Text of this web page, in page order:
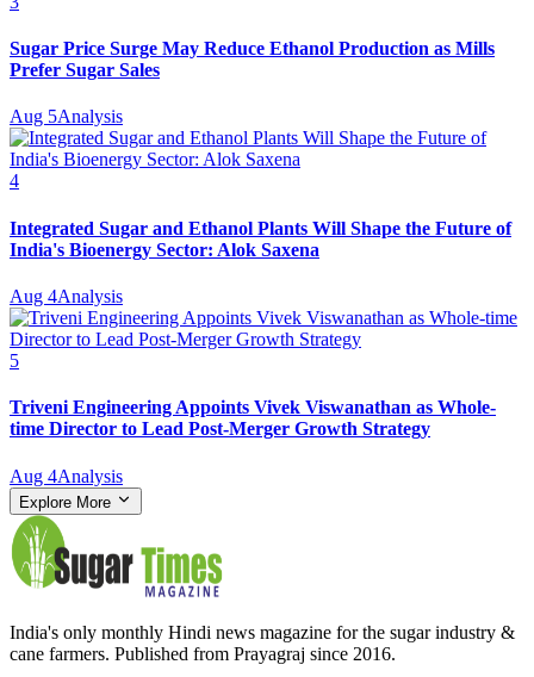
Sugar Price Surge May Reduce Ethanol Production as Mills
Prefer Sugar Sales
Aug 5Analysis
4
Integrated Sugar and Ethanol Plants Will Shape the Future of
India's Bioenergy Sector: Alok Saxena
Aug 4Analysis
5
Triveni Engineering Appoints Vivek Viswanathan as Whole-
time Director to Lead Post-Merger Growth Strategy
Aug 4Analysis
Explore More
India's only monthly Hindi news magazine for the sugar industry &
cane farmers. Published from Prayagraj since 2016.